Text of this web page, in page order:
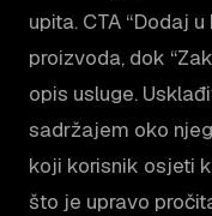
upita. CTA “Dodaj
proizvoda, dok
opis usluge.
sadržajem oko
koji korisnik osjeti
što je upravo